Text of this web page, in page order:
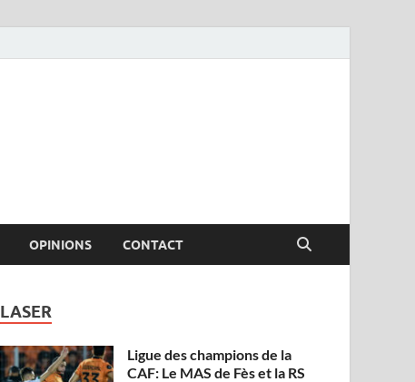
OPINIONS CONTACT
LASER
Ligue des champions de la
CAF: Le MAS de Fès et la RS